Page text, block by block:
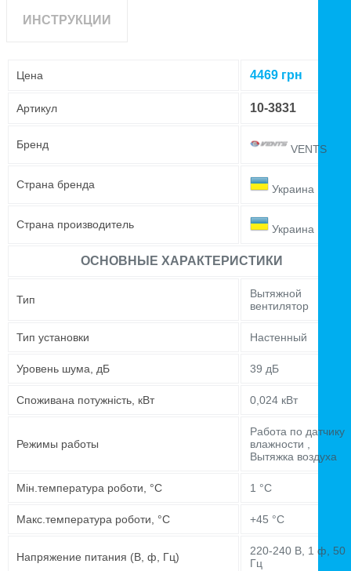
ИНСТРУКЦИИ
Цена 4469 грн
Артикул 10-3831
Бренд VENTS
Страна бренда Украина
Страна производитель Украина
ОСНОВНЫЕ ХАРАКТЕРИСТИКИ
Тип
Вытяжной
вентилятор
Тип установки Настенный
Уровень шума, дБ 39 дБ
Споживана потужність, кВт 0,024 кВт
Режимы работы
Работа по датчику
влажности ,
Вытяжка воздуха
Мін.температура роботи, °C 1 °C
Макс.температура роботи, °C +45 °C
Напряжение питания (В, ф, Гц)
220-240 В, 1 ф, 50
Гц